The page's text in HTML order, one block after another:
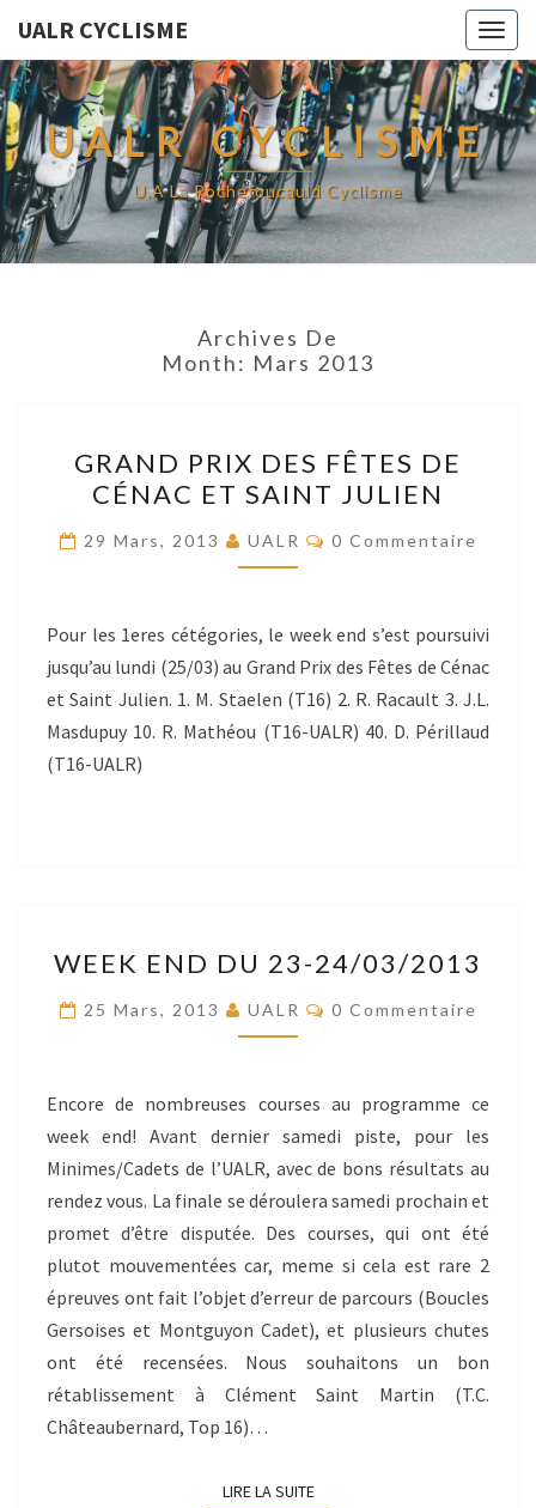
UALR CYCLISME
UALR CYCLISME
U.A La Rochefoucauld Cyclisme
Archives De
Month: Mars 2013
PRIX
DES
FÊTES
DE
ET
SAINT
JULIEN
GRAND PRIX DES FÊTES DE
CÉNAC ET SAINT JULIEN
29 Mars, 2013 UALR Commentaires
0 Commentaire
Pour les 1eres cétégories, le week end s’est poursuivi
jusqu’au lundi (25/03) au Grand Prix des Fêtes de Cénac
et Saint Julien. 1. M. Staelen (T16) 2. R. Racault 3. J.L.
Masdupuy 10. R. Mathéou (T16-UALR) 40. D. Périllaud
(T16-UALR)
END
DU
23-
WEEK END DU 23-24/03/2013
25 Mars, 2013 UALR Commentaires
0 Commentaire
Encore de nombreuses courses au programme ce
week end! Avant dernier samedi piste, pour les
Minimes/Cadets de l’UALR, avec de bons résultats au
rendez vous. La finale se déroulera samedi prochain et
promet d’être disputée. Des courses, qui ont été
plutot mouvementées car, meme si cela est rare 2
épreuves ont fait l’objet d’erreur de parcours (Boucles
Gersoises et Montguyon Cadet), et plusieurs chutes
ont été recensées. Nous souhaitons un bon
rétablissement à Clément Saint Martin (T.C.
Châteaubernard, Top 16)…
LIRE LA SUITELIRE LA SUITE